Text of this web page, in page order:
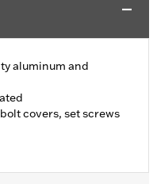
aluminum and
covers, set screws